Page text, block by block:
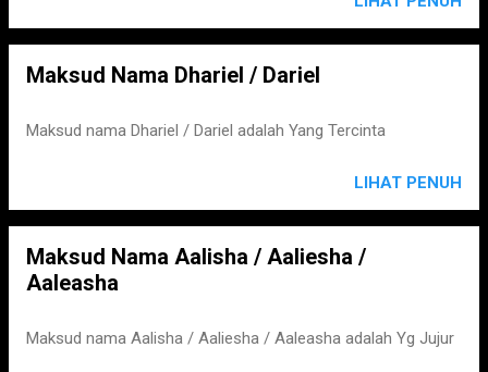
Maksud Nama Dhariel / Dariel
Maksud nama Dhariel / Dariel adalah Yang Tercinta
LIHAT PENUH
Maksud Nama Aalisha / Aaliesha /
Aaleasha
Maksud nama Aalisha / Aaliesha / Aaleasha adalah Yg Jujur